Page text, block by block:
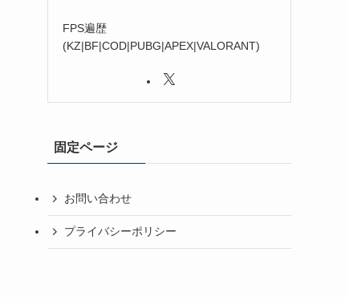
FPS遍歴
(KZ|BF|COD|PUBG|APEX|VALORANT)
固定ページ
お問い合わせ
プライバシーポリシー